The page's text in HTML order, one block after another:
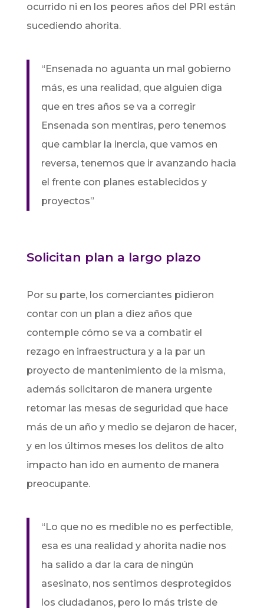
ocurrido ni en los peores años del PRI están
sucediendo ahorita.
“Ensenada no aguanta un mal gobierno
más, es una realidad, que alguien diga
que en tres años se va a corregir
Ensenada son mentiras, pero tenemos
que cambiar la inercia, que vamos en
reversa, tenemos que ir avanzando hacia
el frente con planes establecidos y
proyectos”
Solicitan plan a largo plazo
Por su parte, los comerciantes pidieron
contar con un plan a diez años que
contemple cómo se va a combatir el
rezago en infraestructura y a la par un
proyecto de mantenimiento de la misma,
además solicitaron de manera urgente
retomar las mesas de seguridad que hace
más de un año y medio se dejaron de hacer,
y en los últimos meses los delitos de alto
impacto han ido en aumento de manera
preocupante.
“Lo que no es medible no es perfectible,
esa es una realidad y ahorita nadie nos
ha salido a dar la cara de ningún
asesinato, nos sentimos desprotegidos
los ciudadanos, pero lo más triste de